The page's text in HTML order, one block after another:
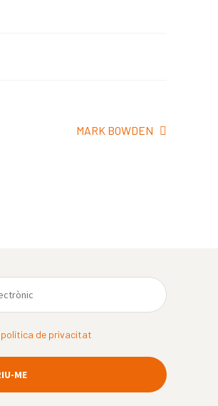
Pròxima
MARK BOWDEN
política de privacitat